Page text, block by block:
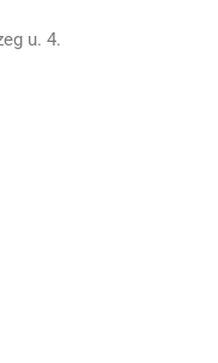
u. 4.